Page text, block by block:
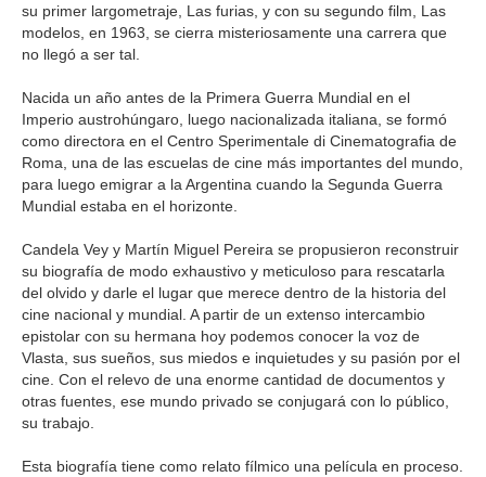
su primer largometraje, Las furias, y con su segundo film, Las
modelos, en 1963, se cierra misteriosamente una carrera que
no llegó a ser tal.
Nacida un año antes de la Primera Guerra Mundial en el
Imperio austrohúngaro, luego nacionalizada italiana, se formó
como directora en el Centro Sperimentale di Cinematografia de
Roma, una de las escuelas de cine más importantes del mundo,
para luego emigrar a la Argentina cuando la Segunda Guerra
Mundial estaba en el horizonte.
Candela Vey y Martín Miguel Pereira se propusieron reconstruir
su biografía de modo exhaustivo y meticuloso para rescatarla
del olvido y darle el lugar que merece dentro de la historia del
cine nacional y mundial. A partir de un extenso intercambio
epistolar con su hermana hoy podemos conocer la voz de
Vlasta, sus sueños, sus miedos e inquietudes y su pasión por el
cine. Con el relevo de una enorme cantidad de documentos y
otras fuentes, ese mundo privado se conjugará con lo público,
su trabajo.
Esta biografía tiene como relato fílmico una película en proceso.